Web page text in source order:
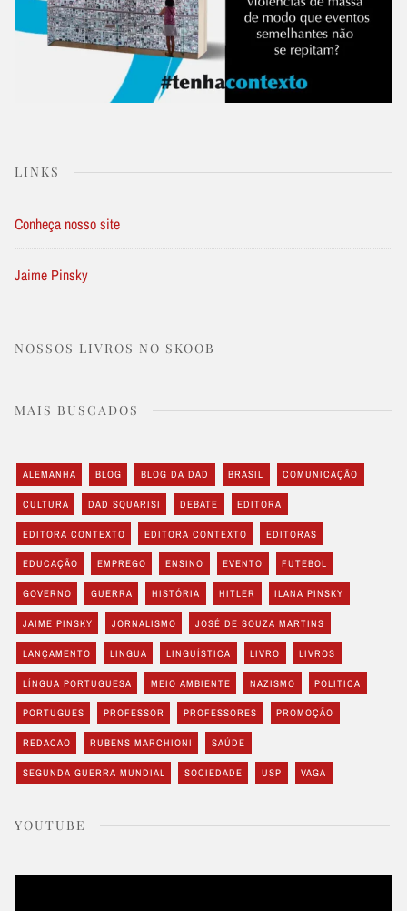
LINKS
Conheça nosso site
Jaime Pinsky
NOSSOS LIVROS NO SKOOB
MAIS BUSCADOS
ALEMANHA BLOG BLOG DA DAD BRASIL COMUNICAÇÃO
CULTURA DAD SQUARISI DEBATE EDITORA
EDITORA CONTEXTO EDITORA CONTEXTO EDITORAS
EDUCAÇÃO EMPREGO ENSINO EVENTO FUTEBOL
GOVERNO GUERRA HISTÓRIA HITLER ILANA PINSKY
JAIME PINSKY JORNALISMO JOSÉ DE SOUZA MARTINS
LANÇAMENTO LINGUA LINGUÍSTICA LIVRO LIVROS
LÍNGUA PORTUGUESA MEIO AMBIENTE NAZISMO POLITICA
PORTUGUES PROFESSOR PROFESSORES PROMOÇÃO
REDACAO RUBENS MARCHIONI SAÚDE
SEGUNDA GUERRA MUNDIAL SOCIEDADE USP VAGA
YOUTUBE